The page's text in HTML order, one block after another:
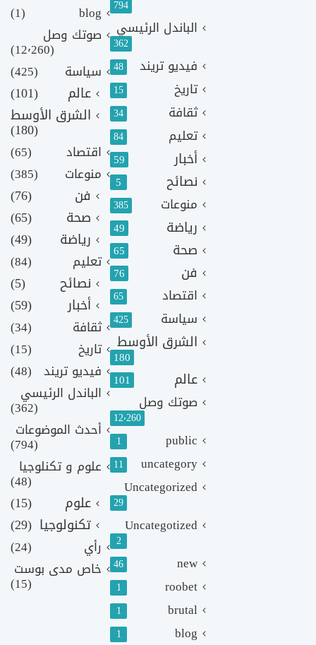
794
الباندل الرئيسي
362
فيديو تريند 48
تاريخ 15
ثقافة 34
تعليم 84
أخبار 59
نصائح 5
منوعات 385
رياضة 49
صحة 65
فن 76
اقتصاد 65
سياسة 425
الشرق الأوسط
180
عالم 101
صوتك وصل
12٬260
public
1
uncategory
11
Uncategorized
29
Uncategotized
2
new
46
roobet
1
brutal
1
blog
1
blog
(1)
صوتك وصل
(12٬260)
سياسة
(425)
عالم
(101)
الشرق الأوسط
(180)
اقتصاد
(65)
منوعات
(385)
فن
(76)
صحة
(65)
رياضة
(49)
تعليم (84)
نصائح
(5)
أخبار
(59)
ثقافة
(34)
تاريخ
(15)
فيديو تريند (48)
الباندل الرئيسي
(362)
أحدث الموضوعات
(794)
علوم و تكنلوجيا
(48)
علوم
(15)
تكنولوجيا (29)
رأي
(24)
خاص مدى بوست
(15)